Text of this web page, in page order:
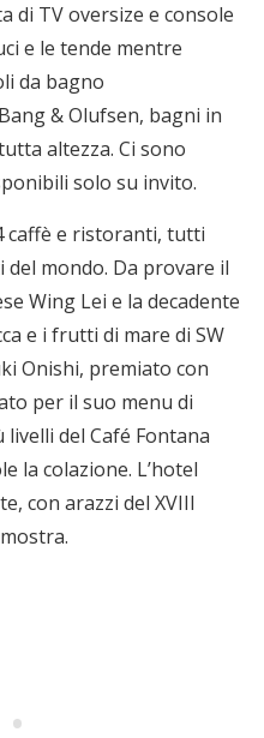
di TV oversize e console
e le tende mentre
da bagno
& Olufsen, bagni in
altezza. Ci sono
solo su invito.
caffè e ristoranti, tutti
mondo. Da provare il
Wing Lei e la decadente
e i frutti di mare di SW
Onishi, premiato con
per il suo menu di
del Café Fontana
la colazione. L’hotel
con arazzi del XVIII